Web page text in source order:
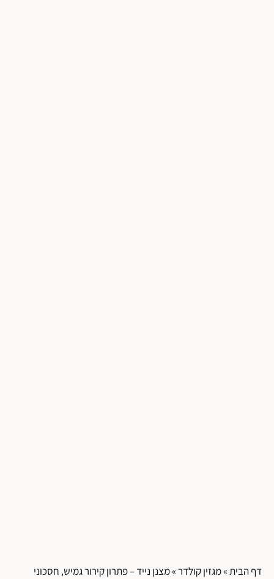
דף הבית»מגזין קולדר»מצנן נייד – פתרון קירור גמיש, חסכוני